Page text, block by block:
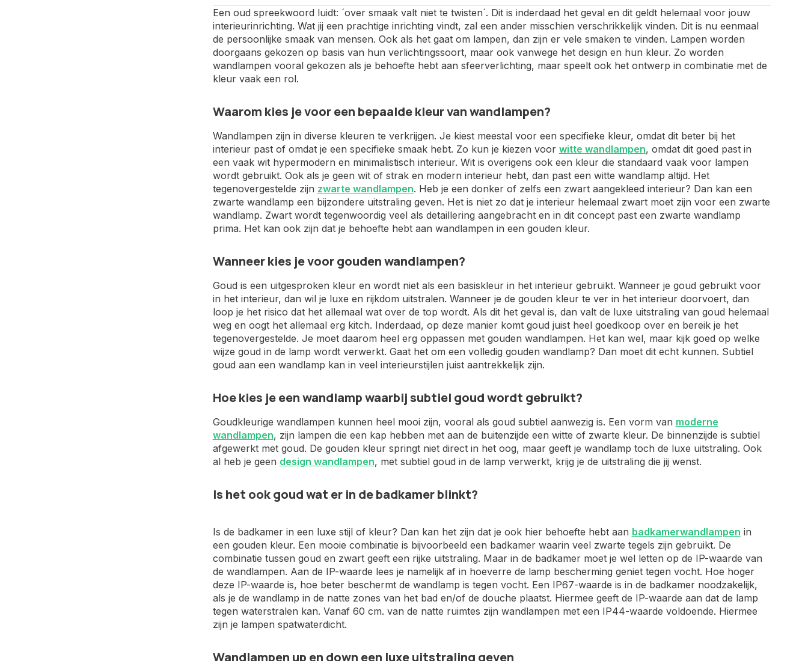
Een oud spreekwoord luidt: ´over smaak valt niet te twisten´. Dit is inderdaad het geval en dit geldt helemaal voor jouw
interieurinrichting. Wat jij een prachtige inrichting vindt, zal een ander misschien verschrikkelijk vinden. Dit is nu eenmaal
de persoonlijke smaak van mensen. Ook als het gaat om lampen, dan zijn er vele smaken te vinden. Lampen worden
doorgaans gekozen op basis van hun verlichtingssoort, maar ook vanwege het design en hun kleur. Zo worden
wandlampen vooral gekozen als je behoefte hebt aan sfeerverlichting, maar speelt ook het ontwerp in combinatie met de
kleur vaak een rol.
Waarom kies je voor een bepaalde kleur van wandlampen?
Wandlampen zijn in diverse kleuren te verkrijgen. Je kiest meestal voor een specifieke kleur, omdat dit beter bij het
interieur past of omdat je een specifieke smaak hebt. Zo kun je kiezen voor witte wandlampen, omdat dit goed past in
een vaak wit hypermodern en minimalistisch interieur. Wit is overigens ook een kleur die standaard vaak voor lampen
wordt gebruikt. Ook als je geen wit of strak en modern interieur hebt, dan past een witte wandlamp altijd. Het
tegenovergestelde zijn zwarte wandlampen. Heb je een donker of zelfs een zwart aangekleed interieur? Dan kan een
zwarte wandlamp een bijzondere uitstraling geven. Het is niet zo dat je interieur helemaal zwart moet zijn voor een zwarte
wandlamp. Zwart wordt tegenwoordig veel als detaillering aangebracht en in dit concept past een zwarte wandlamp
prima. Het kan ook zijn dat je behoefte hebt aan wandlampen in een gouden kleur.
Wanneer kies je voor gouden wandlampen?
Goud is een uitgesproken kleur en wordt niet als een basiskleur in het interieur gebruikt. Wanneer je goud gebruikt voor
in het interieur, dan wil je luxe en rijkdom uitstralen. Wanneer je de gouden kleur te ver in het interieur doorvoert, dan
loop je het risico dat het allemaal wat over de top wordt. Als dit het geval is, dan valt de luxe uitstraling van goud helemaal
weg en oogt het allemaal erg kitch. Inderdaad, op deze manier komt goud juist heel goedkoop over en bereik je het
tegenovergestelde. Je moet daarom heel erg oppassen met gouden wandlampen. Het kan wel, maar kijk goed op welke
wijze goud in de lamp wordt verwerkt. Gaat het om een volledig gouden wandlamp? Dan moet dit echt kunnen. Subtiel
goud aan een wandlamp kan in veel interieurstijlen juist aantrekkelijk zijn.
Hoe kies je een wandlamp waarbij subtiel goud wordt gebruikt?
Goudkleurige wandlampen kunnen heel mooi zijn, vooral als goud subtiel aanwezig is. Een vorm van moderne
wandlampen, zijn lampen die een kap hebben met aan de buitenzijde een witte of zwarte kleur. De binnenzijde is subtiel
afgewerkt met goud. De gouden kleur springt niet direct in het oog, maar geeft je wandlamp toch de luxe uitstraling. Ook
al heb je geen design wandlampen, met subtiel goud in de lamp verwerkt, krijg je de uitstraling die jij wenst.
Is het ook goud wat er in de badkamer blinkt?
Is de badkamer in een luxe stijl of kleur? Dan kan het zijn dat je ook hier behoefte hebt aan badkamerwandlampen in
een gouden kleur. Een mooie combinatie is bijvoorbeeld een badkamer waarin veel zwarte tegels zijn gebruikt. De
combinatie tussen goud en zwart geeft een rijke uitstraling. Maar in de badkamer moet je wel letten op de IP-waarde van
de wandlampen. Aan de IP-waarde lees je namelijk af in hoeverre de lamp bescherming geniet tegen vocht. Hoe hoger
deze IP-waarde is, hoe beter beschermt de wandlamp is tegen vocht. Een IP67-waarde is in de badkamer noodzakelijk,
als je de wandlamp in de natte zones van het bad en/of de douche plaatst. Hiermee geeft de IP-waarde aan dat de lamp
tegen waterstralen kan. Vanaf 60 cm. van de natte ruimtes zijn wandlampen met een IP44-waarde voldoende. Hiermee
zijn je lampen spatwaterdicht.
Wandlampen up en down een luxe uitstraling geven